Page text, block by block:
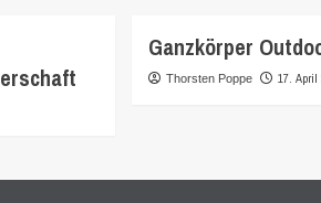
Ganzkörper
Thorsten Poppe 17. April